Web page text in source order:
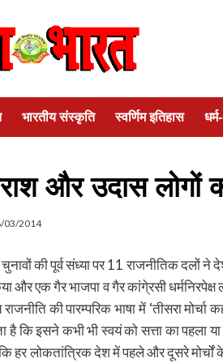
भारतीय संस्कृति स्वर्णिम इतिहास
और उदास लोगों
03/2014
की पूर्व संध्या पर 11 राजनीतिक दलों ने
और एक गैर भाजपा व गैर कांगे्रसी
राजनीति की पारम्परिक भाषा में ‘तीसरा
है कि इसने कभी भी स्वयं को सत्ता का पहला
हर लोकतांत्रिक देश में पहले और दूसरे